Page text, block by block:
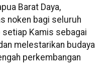
Barat Daya,
noken bagi seluruh
setiap Kamis sebagai
melestarikan budaya
perkembangan